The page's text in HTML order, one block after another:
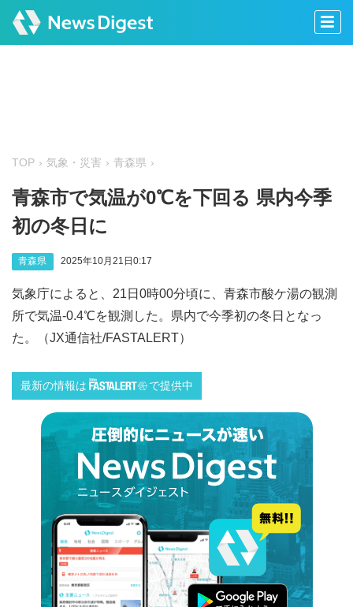
TOP 気象・災害 青森県
青森市で気温が0℃を下回る 県内今季
初の冬日に
青森県 2025年10月21日0:17
気象庁によると、21日0時00分頃に、青森市酸ケ湯の観測
所で気温-0.4℃を観測した。県内で今季初の冬日となっ
た。（JX通信社/FASTALERT）
最新の情報は で提供中